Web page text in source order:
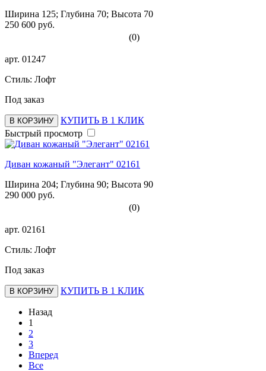
Ширина 125; Глубина 70; Высота 70
250 600 руб.
(0)
арт. 01247
Стиль: Лофт
Под заказ
В КОРЗИНУ
КУПИТЬ В 1 КЛИК
Быстрый просмотр
Диван кожаный "Элегант" 02161
Ширина 204; Глубина 90; Высота 90
290 000 руб.
(0)
арт. 02161
Стиль: Лофт
Под заказ
В КОРЗИНУ КУПИТЬ В 1 КЛИК
Назад
1
2
3
Вперед
Все